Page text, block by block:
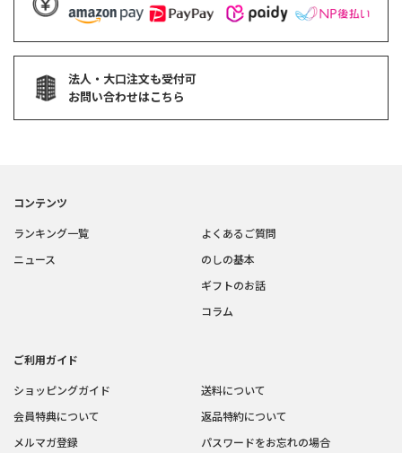
法人・大口注文も受付可
お問い合わせはこちら
コンテンツ
ランキング一覧
ニュース
よくあるご質問
のしの基本
ギフトのお話
コラム
ご利用ガイド
ショッピングガイド
会員特典について
メルマガ登録
送料について
返品特約について
パスワードをお忘れの場合